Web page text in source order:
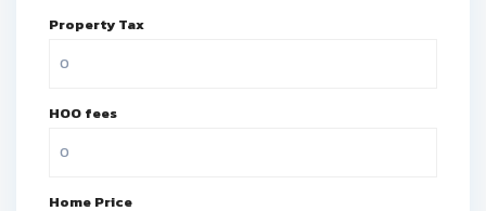
Property Tax
HOO fees
Home Price